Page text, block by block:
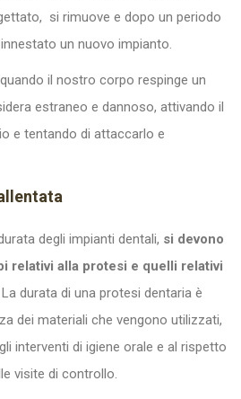
si rimuove e dopo un periodo
un nuovo impianto.
il nostro corpo respinge un
estraneo e dannoso, attivando il
e tentando di attaccarlo e
degli impianti dentali, si devono
relativi alla protesi e quelli relativi
La durata di una protesi dentaria è
dei materiali che vengono utilizzati,
interventi di igiene orale e al rispetto
visite di controllo.